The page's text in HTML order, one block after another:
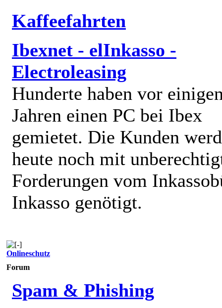
Kaffeefahrten
Ibexnet - elInkasso -
Electroleasing
Hunderte haben vor
Jahren einen PC bei Ibex
gemietet. Die Kunden
heute noch mit
Forderungen vom
Inkasso genötigt.
Onlineschutz
Forum
Spam & Phishing